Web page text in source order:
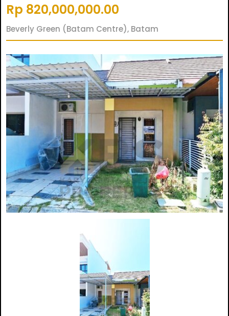
Rp 820,000,000.00
Beverly Green (Batam Centre), Batam